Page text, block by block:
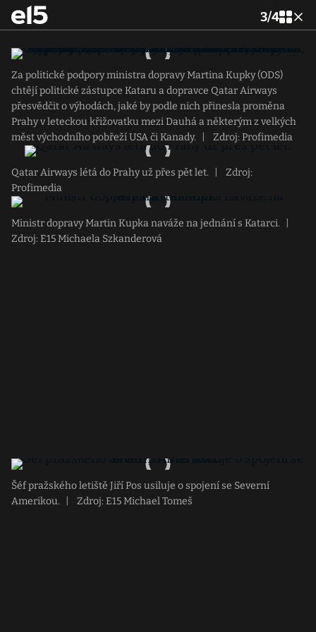
3/4
Za politické podpory ministra dopravy Martina Kupky (ODS)
chtějí politické zástupce Kataru a dopravce Qatar Airways
přesvědčit o výhodách, jaké by podle nich přinesla proměna
Prahy v leteckou křižovatku mezi Dauhá a některým z velkých
měst východního pobřeží USA či Kanady.
Zdroj: Profimedia
Qatar Airways létá do Prahy už přes pět let.
Zdroj:
Profimedia
Ministr dopravy Martin Kupka naváže na jednání s Katarci.
Zdroj: E15 Michaela Szkanderová
Šéf pražského letiště Jiří Pos usiluje o spojení se Severní
Amerikou.
Zdroj: E15 Michael Tomeš